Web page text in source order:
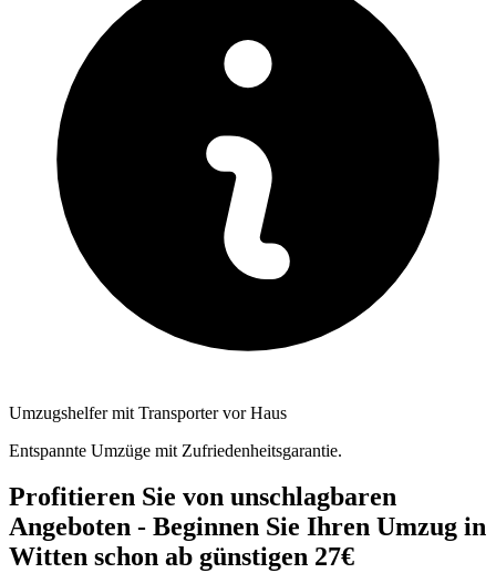
Umzugshelfer mit Transporter vor Haus
Entspannte Umzüge mit Zufriedenheitsgarantie.
Profitieren Sie von unschlagbaren
Angeboten - Beginnen Sie Ihren Umzug in
Witten schon ab günstigen 27€